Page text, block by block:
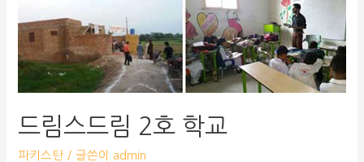
드림스드림 2호 학교
파키스탄/ 글쓴이 admin